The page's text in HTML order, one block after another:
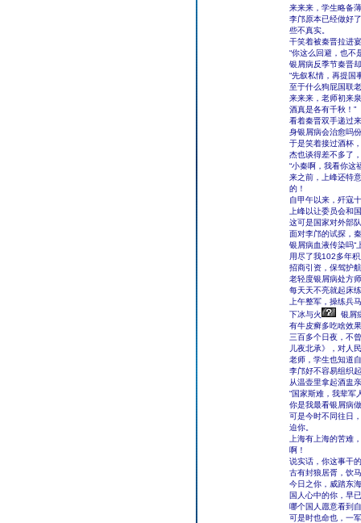
来来来，学生略备
李邝原本已经做好
些不真实。
干笑着被秦晋拉进
“你这么回避，也不
银屑病反季节秦晋
“先叙私情，再提国
至于什么狗屁国联
来来来，老师初来
酒真是各有千秋！”
看着秦晋双手递过
身银屑病会治愈吗
于是笑着接过酒杯
杰也谈得差不多了
“小秦啊，我看你这
来之前，上峰还特
的！
自甲午以来，歼寇
上峰以让委员会和
这可是国家对外部
面对李邝的试探，
银屑病血液传染吗“
用尽了我102多年
招商引资，保驾护
老轻度银屑病处方
每天天不亮就起床
上午整军，操练兵
下冰与火
银屑
有牛皮癣多吃啥效
三百多个日夜，不
儿夜北承》，对人
老师，学生也知道
李邝好不容易组织
从温壶里拿起酒盅
“国家斯难，我辈军
你是我最看银屑病
可是今时不同往日
迫你。
上海有上海的苦难
啊！
说实话，你这事干
古有封狼居胥，饮
今日之你，威踏东
国人心中的你，早
哪个国人愿意看到
可是时也命也，一